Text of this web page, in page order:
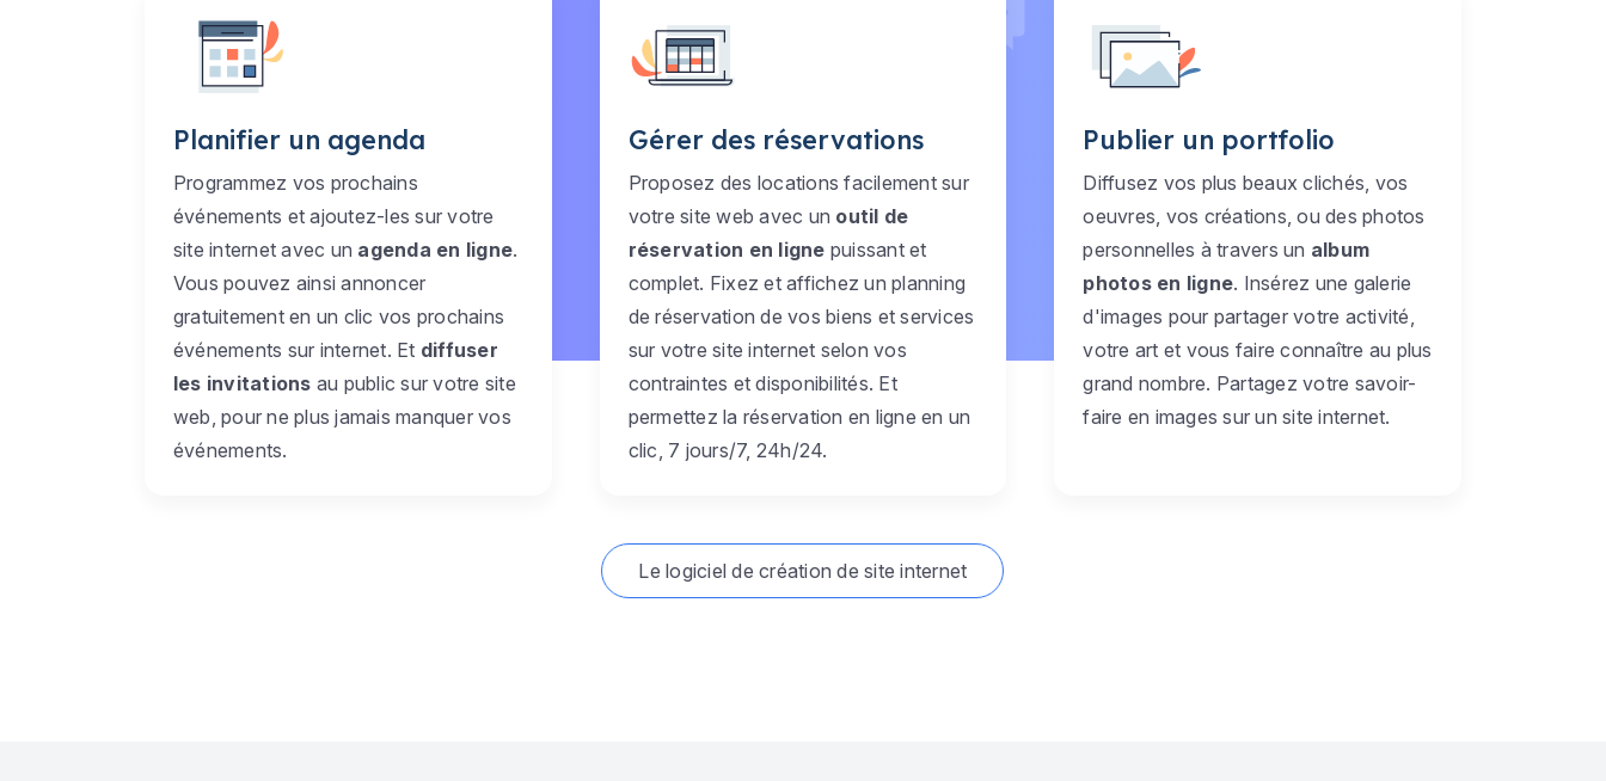
Planifier un agenda
Programmez vos prochains
événements et ajoutez-les sur votre
site internet avec un agenda en ligne.
Vous pouvez ainsi annoncer
gratuitement en un clic vos prochains
événements sur internet. Et diffuser
les invitations au public sur votre site
web, pour ne plus jamais manquer vos
événements.
Gérer des réservations
Proposez des locations facilement sur
votre site web avec un outil de
réservation en ligne puissant et
complet. Fixez et affichez un planning
de réservation de vos biens et services
sur votre site internet selon vos
contraintes et disponibilités. Et
permettez la réservation en ligne en un
clic, 7 jours/7, 24h/24.
Publier un portfolio
Diffusez vos plus beaux clichés, vos
oeuvres, vos créations, ou des photos
personnelles à travers un album
photos en ligne. Insérez une galerie
d'images pour partager votre activité,
votre art et vous faire connaître au plus
grand nombre. Partagez votre savoir-
faire en images sur un site internet.
Le logiciel de création de site internet